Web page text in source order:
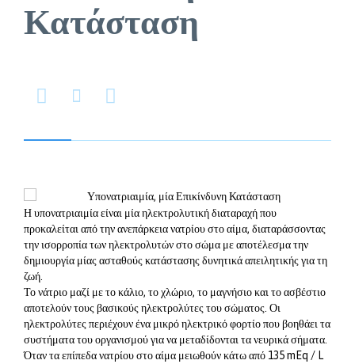
Κατάσταση
  
Η υπονατριαιμία είναι μία ηλεκτρολυτική διαταραχή που
προκαλείται από την ανεπάρκεια νατρίου στο αίμα, διαταράσσοντας
την ισορροπία των ηλεκτρολυτών στο σώμα με αποτέλεσμα την
δημιουργία μίας ασταθούς κατάστασης δυνητικά απειλητικής για τη
ζωή.
Το νάτριο μαζί με το κάλιο, το χλώριο, το μαγνήσιο και το ασβέστιο
αποτελούν τους βασικούς ηλεκτρολύτες του σώματος. Οι
ηλεκτρολύτες περιέχουν ένα μικρό ηλεκτρικό φορτίο που βοηθάει τα
συστήματα του οργανισμού για να μεταδίδονται τα νευρικά σήματα.
Όταν τα επίπεδα νατρίου στο αίμα μειωθούν κάτω από 135 mEq / L